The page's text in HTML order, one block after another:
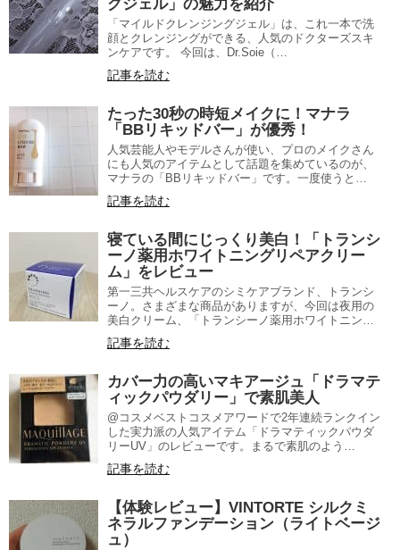
グジェル」の魅力を紹介
「マイルドクレンジングジェル」は、これ一本で洗
顔とクレンジングができる、人気のドクターズスキ
ンケアです。 今回は、Dr.Soie（…
記事を読む
たった30秒の時短メイクに！マナラ
「BBリキッドバー」が優秀！
人気芸能人やモデルさんが使い、プロのメイクさん
にも人気のアイテムとして話題を集めているのが、
マナラの「BBリキッドバー」です。一度使うと…
記事を読む
寝ている間にじっくり美白！「トランシ
ーノ薬用ホワイトニングリペアクリー
ム」をレビュー
第一三共ヘルスケアのシミケアブランド、トランシ
ーノ。さまざまな商品がありますが、今回は夜用の
美白クリーム、「トランシーノ薬用ホワイトニン…
記事を読む
カバー力の高いマキアージュ「ドラマテ
ィックパウダリー」で素肌美人
@コスメベストコスメアワードで2年連続ランクイン
した実力派の人気アイテム「ドラマティックパウダ
リーUV」のレビューです。まるで素肌のよう…
記事を読む
【体験レビュー】VINTORTE シルクミ
ネラルファンデーション（ライトベージ
ュ）